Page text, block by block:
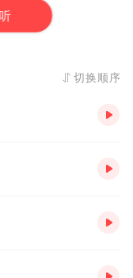
孕不育、痛经失眠等症
，邀请进群学习，免
女性垂吊、驻颜术、
格尔运动等内容，每晚
你进直播间学习。不
切换顺序